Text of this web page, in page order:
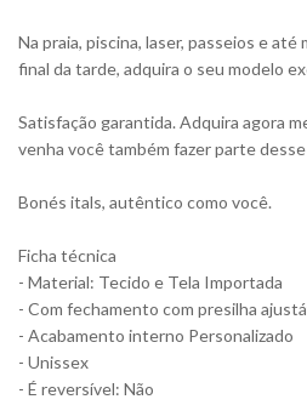
Na praia, piscina, laser, passeios e
final da tarde, adquira o seu modelo
Satisfação garantida. Adquira agora
venha você também fazer parte
Bonés itals, autêntico como você.
Ficha técnica
- Material: Tecido e Tela Importada
- Com fechamento com presilha
- Acabamento interno Personalizado
- Unissex
- É reversível: Não